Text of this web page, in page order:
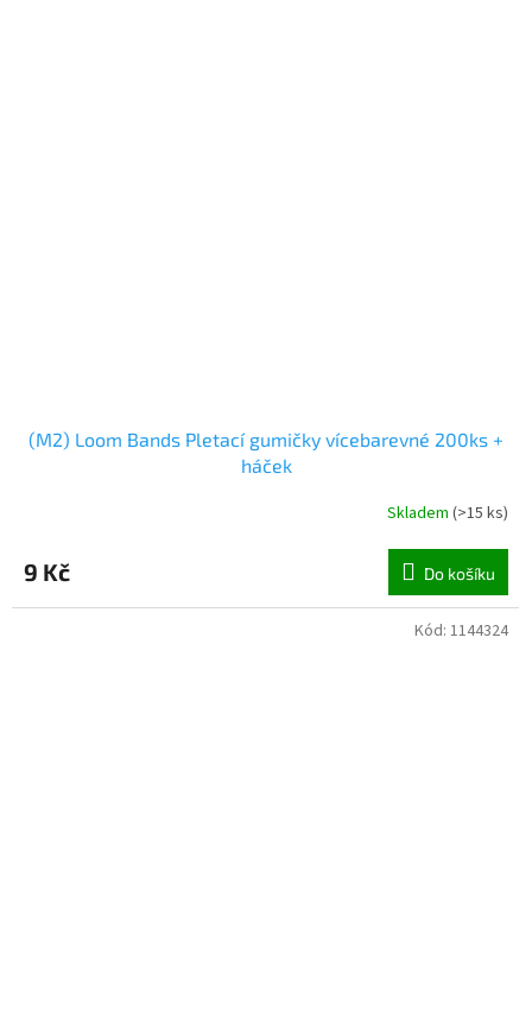
(M2) Loom Bands Pletací gumičky vícebarevné 200ks +
háček
Skladem (>15 ks)
9 Kč Do košíku
Kód: 1144324